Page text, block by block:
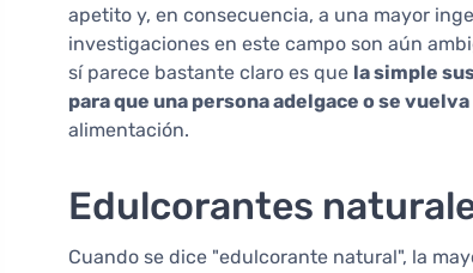
apetito y, en consecuencia, a una mayor
investigaciones en este campo son aún
sí parece bastante claro es que la simple
para que una persona adelgace o se
alimentación.
Edulcorantes
Cuando se dice "edulcorante natural", la